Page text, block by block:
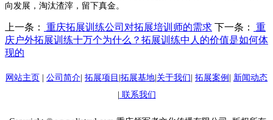
向发展，淘汰渣滓，留下真金。
上一条： 重庆拓展训练公司对拓展培训师的需求 下一条：
重
庆户外拓展训练十万个为什么？拓展训练中人的价值是如何体
现的
网站主页 | 公司简介| 拓展项目 |拓展基地|关于我们| 拓展案例 | 新闻动态
| 联系我们